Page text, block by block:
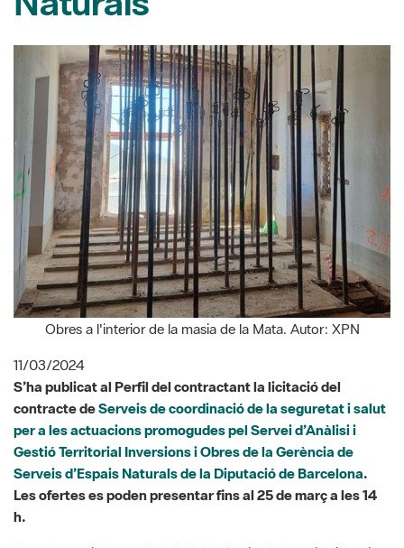
Obres a l'interior de la masia de la Mata. Autor: XPN
11/03/2024
S’ha publicat al Perfil del contractant la licitació del
per a les actuacions promogudes pel Servei d’Anàlisi i
Gestió Territorial Inversions i Obres de la Gerència de
Serveis d’Espais Naturals de la Diputació de Barcelona.
Les ofertes es poden presentar fins al 25 de març a les 14
h.
Aquest servei, dependent de la Gerència de Serveis d’Espais
Naturals de la Diputació de Barcelona, té, entre d’altres,